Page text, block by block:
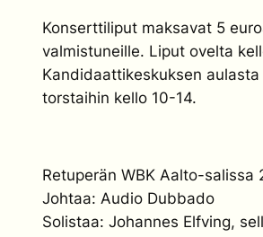
Konserttiliput maksavat 5
valmistuneille. Liput ovelta
Kandidaattikeskuksen
torstaihin kello 10-14.
Retuperän WBK Aalto-salissa
Johtaa: Audio Dubbado
Solistaa: Johannes Elfving,